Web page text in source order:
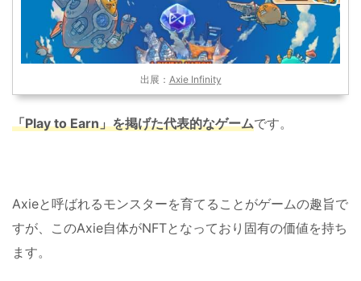
出展： Axie Infinity
「Play to Earn」を掲げた代表的なゲームです。
Axieと呼ばれるモンスターを育てることがゲームの趣旨で
すが、このAxie自体がNFTとなっており固有の価値を持ち
ます。